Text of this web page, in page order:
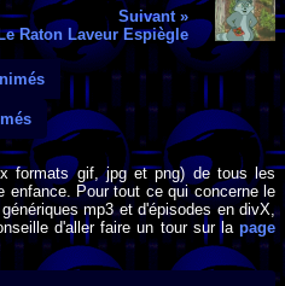
Suivant »
Raton Laveur Espiègle
formats gif, jpg et png) de tous les
enfance. Pour tout ce qui concerne le
mp3 et d'épisodes en divX,
d'aller faire un tour sur la page